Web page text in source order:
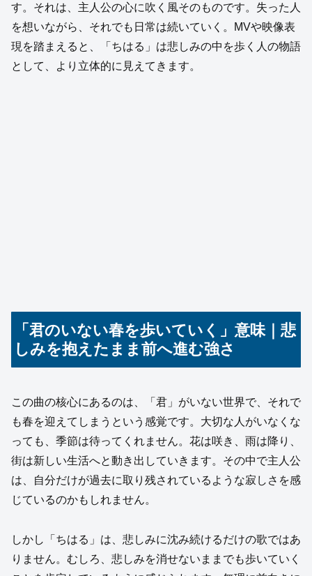
す。それは、主人公の心に吹く風そのものです。失った人
を想いながら、それでも日常は続いていく。MVや映像表
現を踏まえると、「ちはる」は悲しみの中を歩く人の物語
として、より立体的に見えてきます。
「君のいない春を歩いていく」意味｜悲
しみを抱えたまま前へ進む強さ
この曲の核心にあるのは、「君」がいない世界で、それで
も春を迎えてしまうという感覚です。大切な人がいなくな
っても、季節は待ってくれません。花は咲き、雨は降り、
街は新しい生活へと動き出していきます。その中で主人公
は、自分だけが過去に取り残されているような寂しさを感
じているのかもしれません。
しかし「ちはる」は、悲しみに沈み続けるだけの歌ではあ
りません。むしろ、悲しみを消せないままでも歩いていく